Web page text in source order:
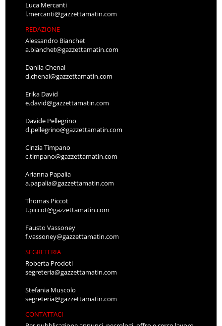
Luca Mercanti
l.mercanti@gazzettamatin.com
REDAZIONE
Alessandro Bianchet
a.bianchet@gazzettamatin.com
Danila Chenal
d.chenal@gazzettamatin.com
Erika David
e.david@gazzettamatin.com
Davide Pellegrino
d.pellegrino@gazzettamatin.com
Cinzia Timpano
c.timpano@gazzettamatin.com
Arianna Papalia
a.papalia@gazzettamatin.com
Thomas Piccot
t.piccot@gazzettamatin.com
Fausto Vassoney
f.vassoney@gazzettamatin.com
SEGRETERIA
Roberta Prodoti
segreteria@gazzettamatin.com
Stefania Muscolo
segreteria@gazzettamatin.com
CONTATTACI